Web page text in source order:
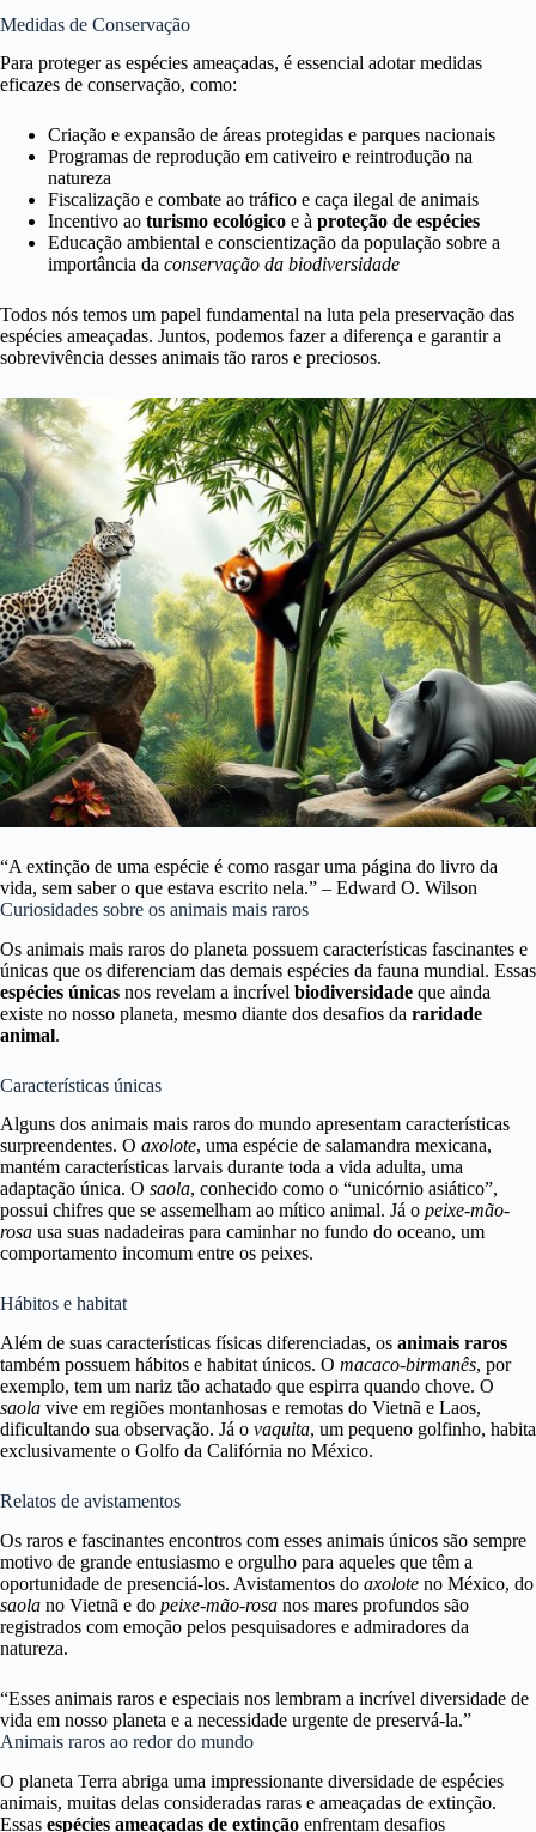
Medidas de Conservação
Para proteger as espécies ameaçadas, é essencial adotar medidas
eficazes de conservação, como:
Criação e expansão de áreas protegidas e parques nacionais
Programas de reprodução em cativeiro e reintrodução na
natureza
Fiscalização e combate ao tráfico e caça ilegal de animais
Incentivo ao turismo ecológico e à proteção de espécies
Educação ambiental e conscientização da população sobre a
importância da conservação da biodiversidade
Todos nós temos um papel fundamental na luta pela preservação das
espécies ameaçadas. Juntos, podemos fazer a diferença e garantir a
sobrevivência desses animais tão raros e preciosos.
“A extinção de uma espécie é como rasgar uma página do livro da
vida, sem saber o que estava escrito nela.” – Edward O. Wilson
Curiosidades sobre os animais mais raros
Os animais mais raros do planeta possuem características fascinantes e
únicas que os diferenciam das demais espécies da fauna mundial. Essas
espécies únicas nos revelam a incrível biodiversidade que ainda
existe no nosso planeta, mesmo diante dos desafios da raridade
animal.
Características únicas
Alguns dos animais mais raros do mundo apresentam características
surpreendentes. O axolote, uma espécie de salamandra mexicana,
mantém características larvais durante toda a vida adulta, uma
adaptação única. O saola, conhecido como o “unicórnio asiático”,
possui chifres que se assemelham ao mítico animal. Já o peixe-mão-
rosa usa suas nadadeiras para caminhar no fundo do oceano, um
comportamento incomum entre os peixes.
Hábitos e habitat
Além de suas características físicas diferenciadas, os animais raros
também possuem hábitos e habitat únicos. O macaco-birmanês, por
exemplo, tem um nariz tão achatado que espirra quando chove. O
saola vive em regiões montanhosas e remotas do Vietnã e Laos,
dificultando sua observação. Já o vaquita, um pequeno golfinho, habita
exclusivamente o Golfo da Califórnia no México.
Relatos de avistamentos
Os raros e fascinantes encontros com esses animais únicos são sempre
motivo de grande entusiasmo e orgulho para aqueles que têm a
oportunidade de presenciá-los. Avistamentos do axolote no México, do
saola no Vietnã e do peixe-mão-rosa nos mares profundos são
registrados com emoção pelos pesquisadores e admiradores da
natureza.
“Esses animais raros e especiais nos lembram a incrível diversidade de
vida em nosso planeta e a necessidade urgente de preservá-la.”
Animais raros ao redor do mundo
O planeta Terra abriga uma impressionante diversidade de espécies
animais, muitas delas consideradas raras e ameaçadas de extinção.
Essas espécies ameaçadas de extinção enfrentam desafios